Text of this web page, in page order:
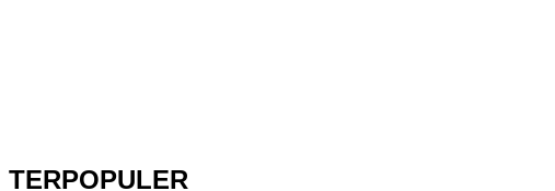
TERPOPULER